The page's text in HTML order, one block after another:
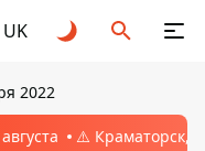
UK
2022
⚠️ Краматорск,